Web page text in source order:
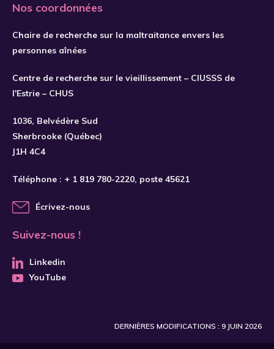
Nos coordonnées
Chaire de recherche sur la maltraitance envers les
personnes aînées
Centre de recherche sur le vieillissement – CIUSSS de
l'Estrie – CHUS
1036, Belvédère Sud
Sherbrooke (Québec)
J1H 4C4
Téléphone : + 1 819 780-2220, poste 45621
Écrivez-nous
Suivez-nous !
Linkedin
YouTube
DERNIÈRES MODIFICATIONS : 9 JUIN 2026